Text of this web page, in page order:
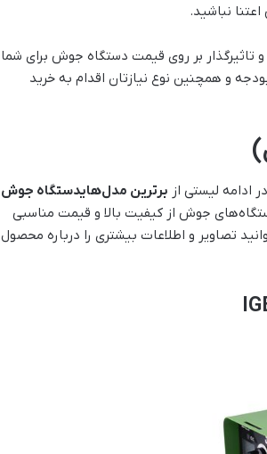
نباشید.
تاثیرگذار بر روی قیمت دستگاه جوش برای شما
و همچنین نوع نیازتان اقدام به خرید
ادامه لیستی از برترین مدل‌هایدستگاه جوش
جوش از کیفیت بالا و قیمت مناسبی
تصاویر و اطلاعات بیشتری را درباره محصول